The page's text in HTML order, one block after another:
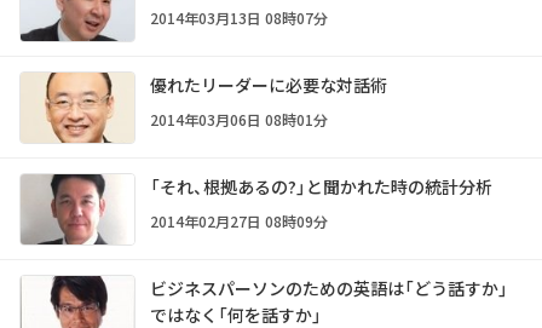
2014年03月13日 08時07分
優れたリーダーに必要な対話術
2014年03月06日 08時01分
「それ、根拠あるの?」と聞かれた時の統計分析
2014年02月27日 08時09分
ビジネスパーソンのための英語は「どう話すか」
ではなく「何を話すか」